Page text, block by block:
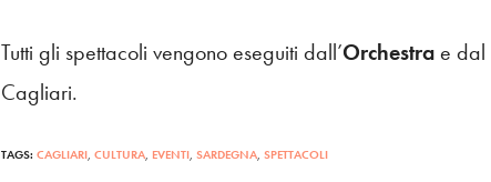
Tutti gli spettacoli vengono eseguiti dall’Orchestrae dal
Cagliari.
TAGS: CAGLIARI CULTURA EVENTI SARDEGNA SPETTACOLI